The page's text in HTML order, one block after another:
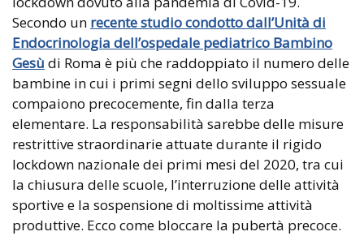
Secondo un recente studio condotto dall’Unità di
Endocrinologia dell’ospedale pediatrico Bambino
Gesù di Roma è più che raddoppiato il numero delle
bambine in cui i primi segni dello sviluppo sessuale
compaiono precocemente, fin dalla terza
elementare. La responsabilità sarebbe delle misure
restrittive straordinarie attuate durante il rigido
lockdown nazionale dei primi mesi del 2020, tra cui
la chiusura delle scuole, l’interruzione delle attività
sportive e la sospensione di moltissime attività
produttive. Ecco come bloccare la pubertà precoce.